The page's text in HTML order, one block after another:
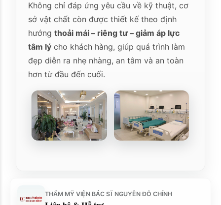
Không chỉ đáp ứng yêu cầu về kỹ thuật, cơ
sở vật chất còn được thiết kế theo định
hướngthoải mái – riêng tư – giảm áp lực
tâm lý cho khách hàng, giúp quá trình làm
đẹp diễn ra nhẹ nhàng, an tâm và an toàn
hơn từ đầu đến cuối.
THẨM MỸ VIỆN BÁC SĨ NGUYỄN ĐỖ CHỈNH